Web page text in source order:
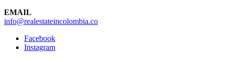
EMAIL
info@realestateincolombia.co
Facebook
Instagram